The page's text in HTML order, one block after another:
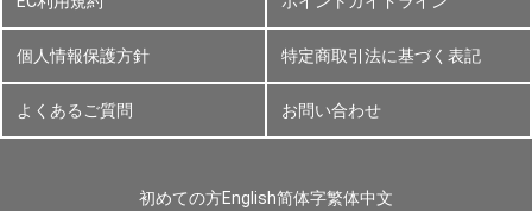
個人情報保護方針 特定商取引法に基づく表記
よくあるご質問 お問い合わせ
初めての方English简体字繁体中文